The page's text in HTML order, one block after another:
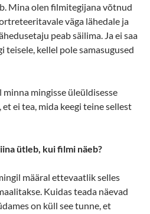
Mina olen filmitegijana võtnud
väga lähedale ja
peab säilima. Ja ei saa
teisele, kellel pole samasugused
mingisse üleüldisesse
ei tea, mida keegi teine sellest
ütleb, kui filmi näeb?
määral ettevaatlik selles
Kuidas teada näevad
on küll see tunne, et